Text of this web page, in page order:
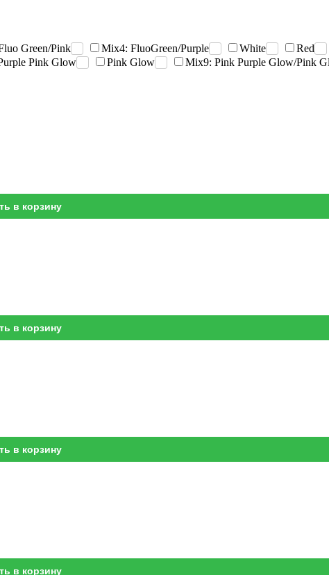
Green/Pink Mix4: FluoGreen/Purple White Red
Pink Glow Pink Glow
Mix9: Pink Purple Glow/Pink
в корзину
в корзину
в корзину
в корзину